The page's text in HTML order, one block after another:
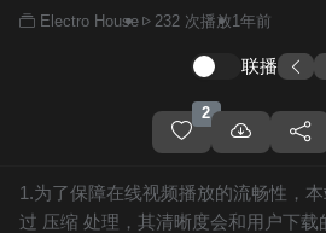
Electro House 232 次播放1年前
联播
2
1.为了保障在线视频播放的流畅性，
过 压缩 处理，其清晰度会和用户下载